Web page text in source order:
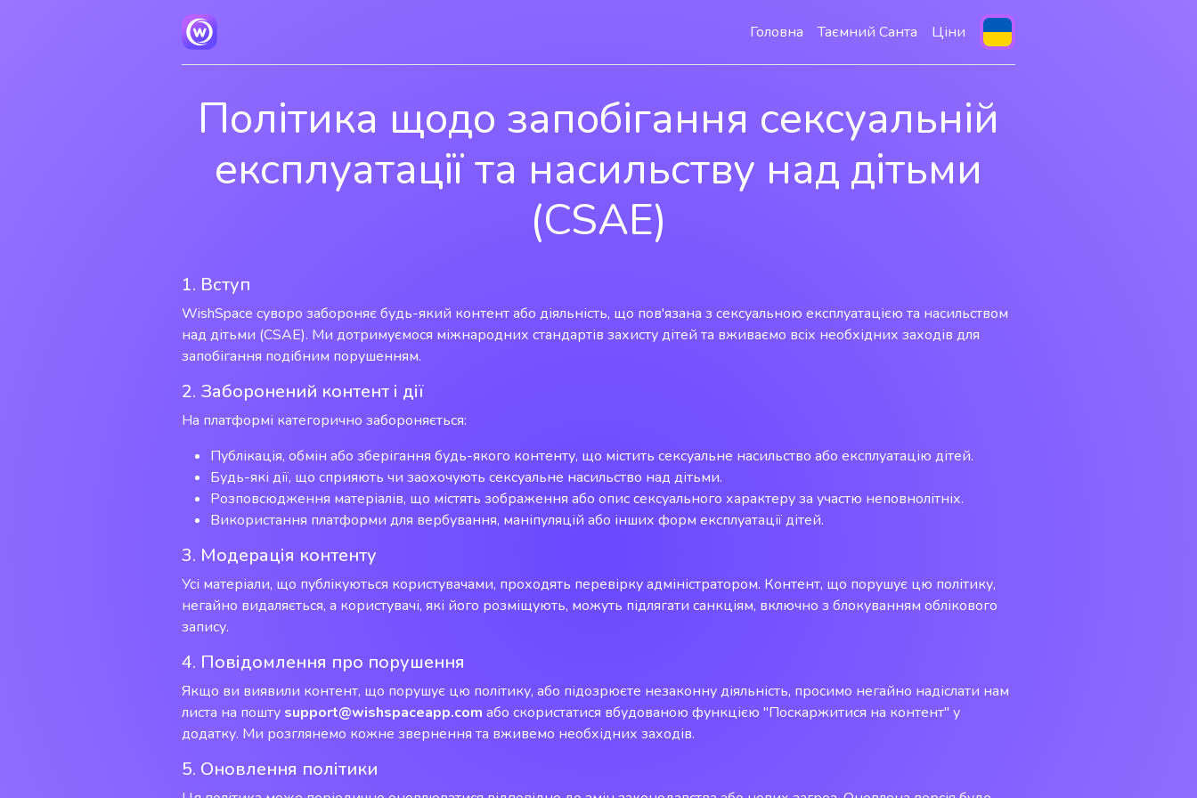
Головна Таємний Cанта Ціни
Політика щодо запобігання сексуальній
експлуатації та насильству над дітьми
(CSAE)
1. Вступ
WishSpace суворо забороняє будь-який контент або діяльність, що пов'язана з сексуальною експлуатацією та насильством
над дітьми (CSAE). Ми дотримуємося міжнародних стандартів захисту дітей та вживаємо всіх необхідних заходів для
запобігання подібним порушенням.
2. Заборонений контент і дії
На платформі категорично забороняється:
Публікація, обмін або зберігання будь-якого контенту, що містить сексуальне насильство або експлуатацію дітей.
Будь-які дії, що сприяють чи заохочують сексуальне насильство над дітьми.
Розповсюдження матеріалів, що містять зображення або опис сексуального характеру за участю неповнолітніх.
Використання платформи для вербування, маніпуляцій або інших форм експлуатації дітей.
3. Модерація контенту
Усі матеріали, що публікуються користувачами, проходять перевірку адміністратором. Контент, що порушує цю політику,
негайно видаляється, а користувачі, які його розміщують, можуть підлягати санкціям, включно з блокуванням облікового
запису.
4. Повідомлення про порушення
Якщо ви виявили контент, що порушує цю політику, або підозрюєте незаконну діяльність, просимо негайно надіслати нам
листа на пошту support@wishspaceapp.com або скористатися вбудованою функцією "Поскаржитися на контент" у
додатку. Ми розглянемо кожне звернення та вживемо необхідних заходів.
5. Оновлення політики